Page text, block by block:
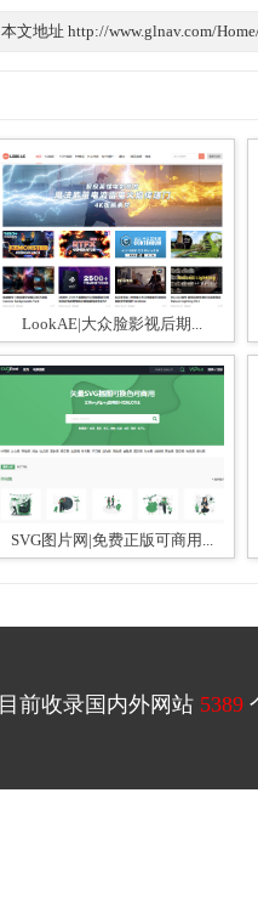
本文地址 http://www.glnav.com/
LookAE|大众脸影视后期...
SVG图片网|免费正版可商用...
目前收录国内外网站 5389